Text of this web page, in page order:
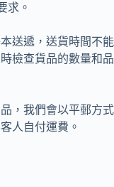
求。
送遞，送貨時間不能
檢查貨品的數量和品
，我們會以平郵方式
人自付運費。